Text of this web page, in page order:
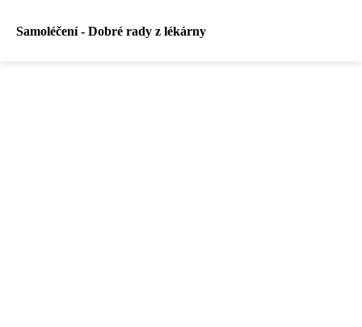
Samoléčení - Dobré rady z lékárny